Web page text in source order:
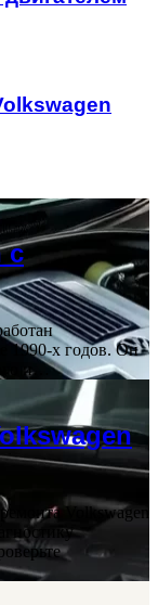
с
1990-х годов. Он
и…
Volkswagen